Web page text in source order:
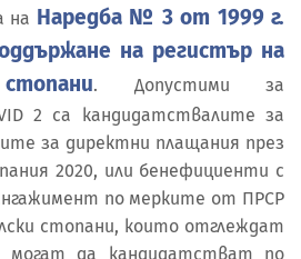
на Наредба № 3 от 1999 г.
на регистър на
. Допустими за
2 са кандидатствалите за
за директни плащания през
2020, или бенефициенти с
по мерките от ПРСР
стопани, които отглеждат
могат да кандидатстват по